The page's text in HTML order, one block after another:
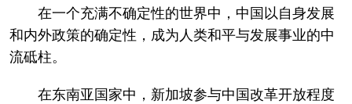
在一个充满不确定性的世界中，中国以自身发展
和内外政策的确定性，成为人类和平与发展事业的中
流砥柱。
在东南亚国家中，新加坡参与中国改革开放程度